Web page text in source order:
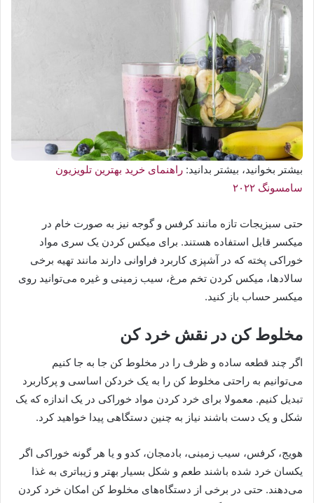
بیشتر بخوانید، بیشتر بدانید: راهنمای خرید بهترین تلویزیون
سامسونگ ۲۰۲۲
حتی سبزیجات تازه مانند کرفس و گوجه نیز به صورت خام در
میکسر قابل استفاده هستند. برای میکس کردن یک سری مواد
خوراکی پخته که در آشپزی کاربرد فراوانی دارند مانند تهیه برخی
سالادها، میکس کردن تخم مرغ، سیب زمینی و غیره می‌توانید روی
میکسر حساب باز کنید.
مخلوط کن در نقش خرد کن
اگر چند قطعه ساده و ظرف را در مخلوط کن جا به جا کنیم
می‌توانیم به راحتی مخلوط کن را به یک خردکن اساسی و پرکاربرد
تبدیل کنیم. معمولا برای خرد کردن مواد خوراکی در یک اندازه که یک
شکل و یک دست باشند نیاز به چنین دستگاهی پیدا خواهید کرد.
هویج، کرفس، سیب زمینی، بادمجان، کدو و یا هر گونه خوراکی اگر
یکسان خرد شده باشند طعم و شکل بسیار بهتر و زیباتری به غذا
می‌دهند. حتی در برخی از دستگاه‌های مخلوط کن امکان خرد کردن